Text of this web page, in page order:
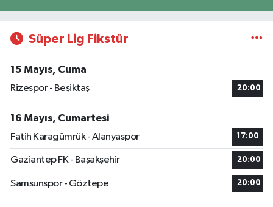
Süper Lig Fikstür
15 Mayıs, Cuma
Rizespor - Beşiktaş
20:00
16 Mayıs, Cumartesi
Fatih Karagümrük - Alanyaspor
17:00
Gaziantep FK - Başakşehir 20:00
Samsunspor - Göztepe 20:00